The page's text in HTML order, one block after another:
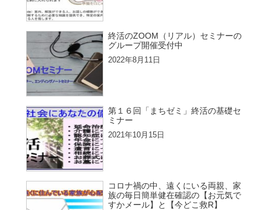
終活のZOOM（リアル）セミナーの
グループ開催受付中
2022年8月11日
第１６回「まちゼミ」終活の基礎セ
ミナー
2021年10月15日
コロナ禍の中、遠くにいる両親、家
族の毎日簡単健在確認の【お元気で
すかメール】と【今どこ救R】